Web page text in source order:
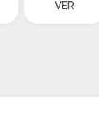
VER